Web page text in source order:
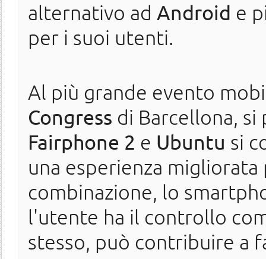
alternativo ad Android e
per i suoi utenti.
Al più grande evento
Congress di Barcellona,
Fairphone 2 e Ubuntu si
una esperienza
combinazione, lo
l'utente ha il controllo
stesso, può contribuire a